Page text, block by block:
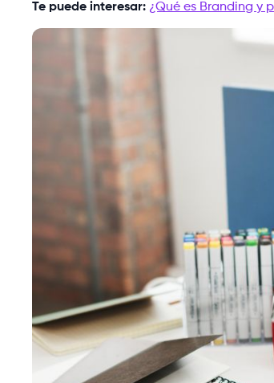
Te puede interesar: ¿Qué es Branding y